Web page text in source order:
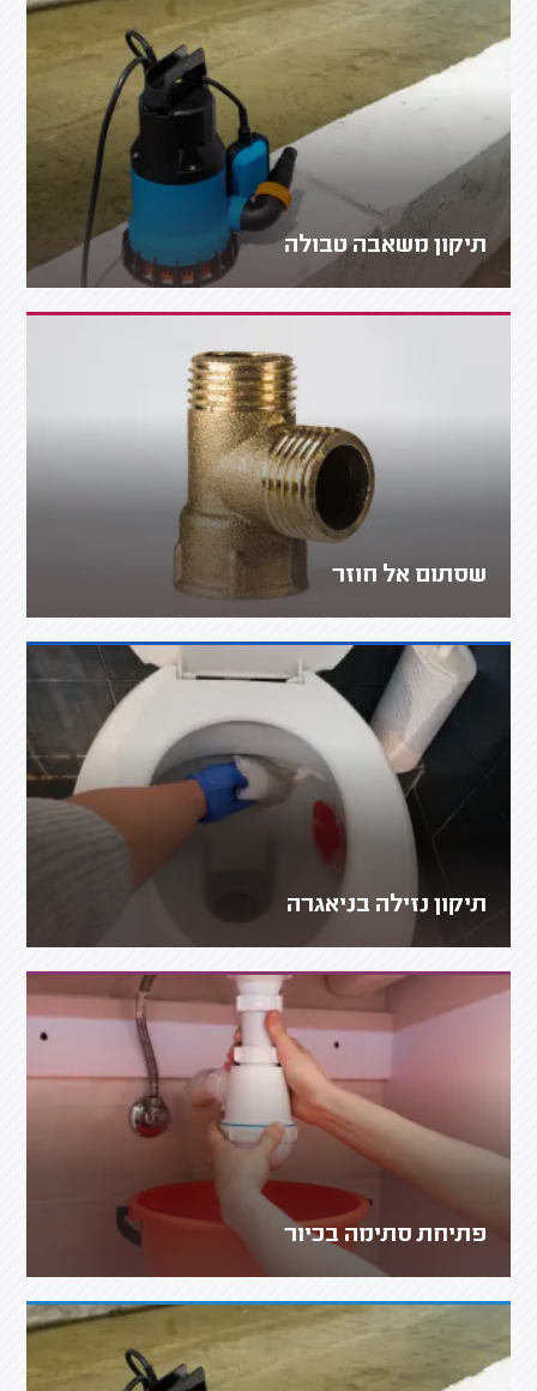
תיקון משאבה טבולה
שסתום אל חוזר
תיקון נזילה בניאגרה
פתיחת סתימה בכיור